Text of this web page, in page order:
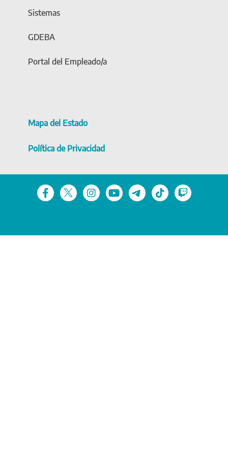
Sistemas
GDEBA
Portal del Empleado/a
Mapa del Estado
Política de Privacidad